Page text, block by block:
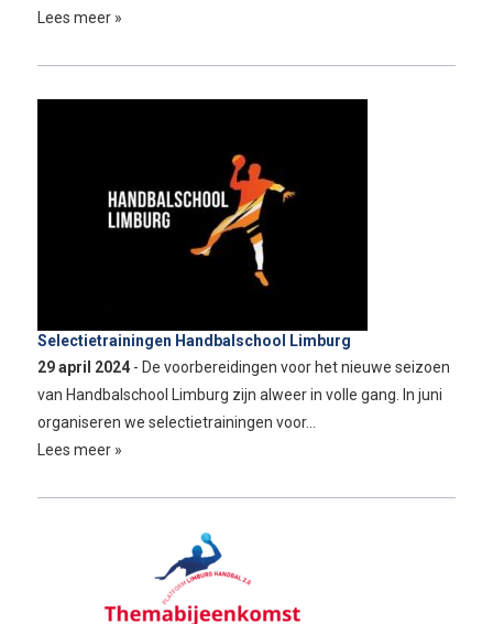
Lees meer »
Selectietrainingen Handbalschool Limburg
29 april 2024 - De voorbereidingen voor het nieuwe seizoen
van Handbalschool Limburg zijn alweer in volle gang. In juni
organiseren we selectietrainingen voor…
Lees meer »